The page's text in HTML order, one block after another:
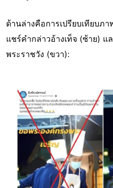
ด้านล่างคือการเปรียบเทียบภ
แชร์คำกล่าวอ้างเท็จ (ซ้าย) แ
พระราชวัง (ขวา):
Image